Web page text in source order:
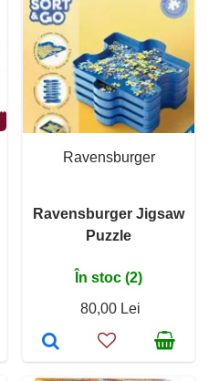
Ravensburger
Ravensburger Jigsaw
Puzzle
În stoc (2)
80,00 Lei